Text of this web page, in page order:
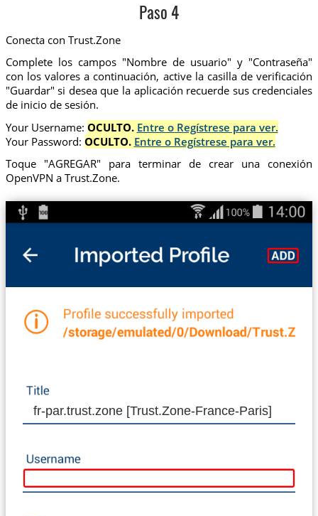
Paso 4
Conecta con Trust.Zone
Complete los campos "Nombre de usuario" y "Contraseña"
con los valores a continuación, active la casilla de verificación
"Guardar" si desea que la aplicación recuerde sus credenciales
de inicio de sesión.
Your Username: OCULTO. Entre o Regístrese para ver.
Your Password: OCULTO. Entre o Regístrese para ver.
Toque "AGREGAR" para terminar de crear una conexión
OpenVPN a Trust.Zone.
fr-par.trust.zone [Trust.Zone-France-Paris]